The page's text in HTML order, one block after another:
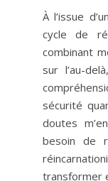
À l’issue
cycle de
combinant
sur l’au-
sécurité
doutes
besoin de
transformer